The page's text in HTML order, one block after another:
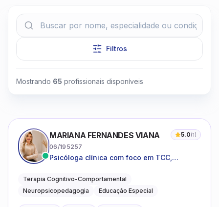
Clique para assistir
Filtros
Mostrando 65 profissionais disponíveis
MARIANA FERNANDES VIANA 5.0(1)
06/195257
Psicóloga clínica com foco em TCC,
do neurodesenvolvimento.
Terapia Cognitivo-Comportamental
Neuropsicopedagogia
Educação Especial